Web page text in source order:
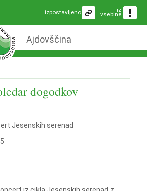
iz
vsebine
izpostavljeno
Ajdovščina
dogodkov
Jesenskih serenad